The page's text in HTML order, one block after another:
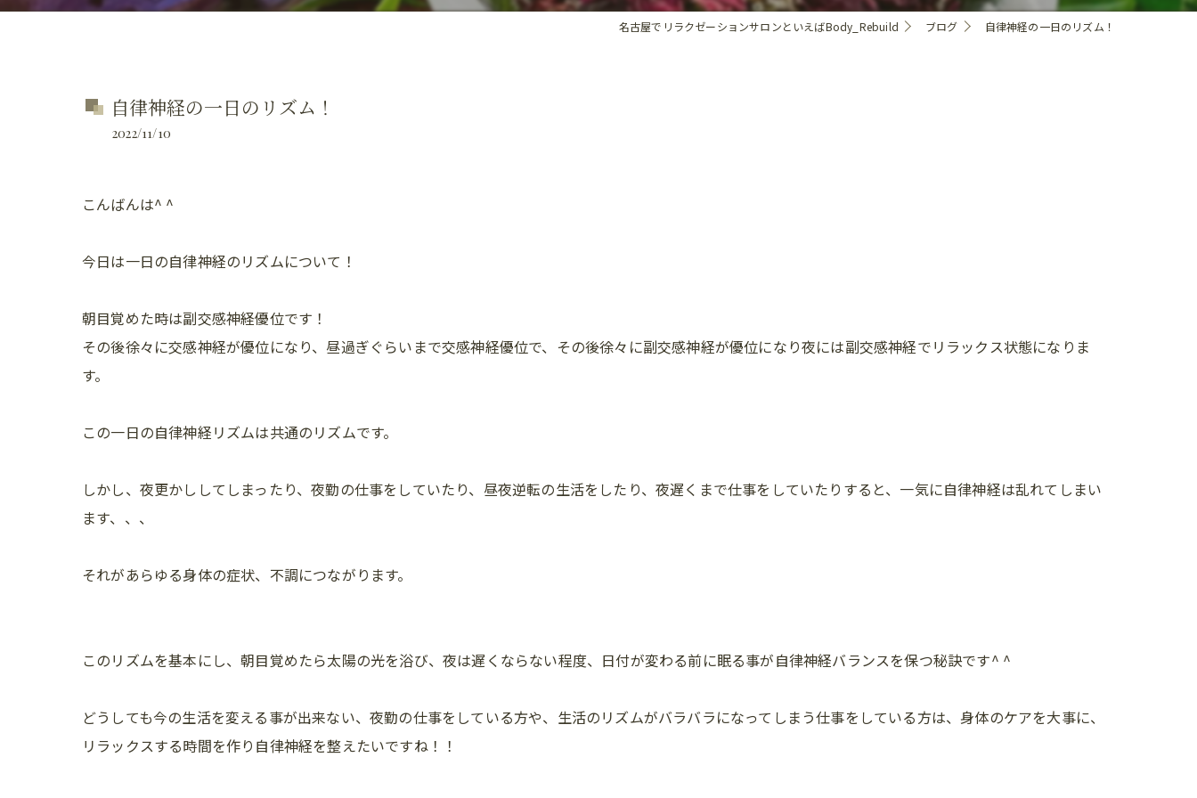
名古屋でリラクゼーションサロンといえばBody_Rebuild ブログ 自律神経の一日のリズム！
自律神経の一日のリズム！
2022/11/10
こんばんは^ ^
今日は一日の自律神経のリズムについて！
朝目覚めた時は副交感神経優位です！
その後徐々に交感神経が優位になり、昼過ぎぐらいまで交感神経優位で、その後徐々に副交感神経が優位になり夜には副交感神経でリラックス状態になりま
す。
この一日の自律神経リズムは共通のリズムです。
しかし、夜更かししてしまったり、夜勤の仕事をしていたり、昼夜逆転の生活をしたり、夜遅くまで仕事をしていたりすると、一気に自律神経は乱れてしまい
ます、、、
それがあらゆる身体の症状、不調につながります。
このリズムを基本にし、朝目覚めたら太陽の光を浴び、夜は遅くならない程度、日付が変わる前に眠る事が自律神経バランスを保つ秘訣です^ ^
どうしても今の生活を変える事が出来ない、夜勤の仕事をしている方や、生活のリズムがバラバラになってしまう仕事をしている方は、身体のケアを大事に、
リラックスする時間を作り自律神経を整えたいですね！！